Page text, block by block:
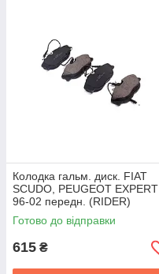
Колодка гальм. диск. FIAT
SCUDO, PEUGEOT EXPERT
96-02 передн. (RIDER)
RD.3323.DB1148
Готово до відправки
615 ₴